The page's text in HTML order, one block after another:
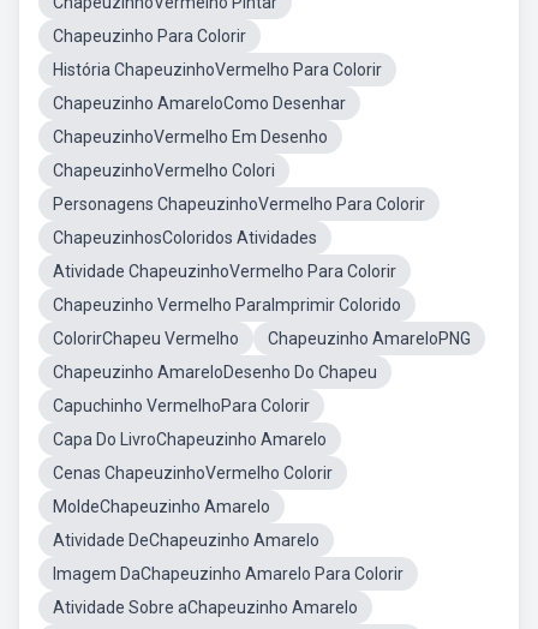
Chapeuzinho Para Colorir
História ChapeuzinhoVermelho Para Colorir
Chapeuzinho AmareloComo Desenhar
ChapeuzinhoVermelho Em Desenho
ChapeuzinhoVermelho Colori
Personagens ChapeuzinhoVermelho Para Colorir
ChapeuzinhosColoridos Atividades
Atividade ChapeuzinhoVermelho Para Colorir
Chapeuzinho Vermelho ParaImprimir Colorido
ColorirChapeu Vermelho
Chapeuzinho AmareloPNG
Chapeuzinho AmareloDesenho Do Chapeu
Capuchinho VermelhoPara Colorir
Capa Do LivroChapeuzinho Amarelo
Cenas ChapeuzinhoVermelho Colorir
MoldeChapeuzinho Amarelo
Atividade DeChapeuzinho Amarelo
Imagem DaChapeuzinho Amarelo Para Colorir
Atividade Sobre aChapeuzinho Amarelo